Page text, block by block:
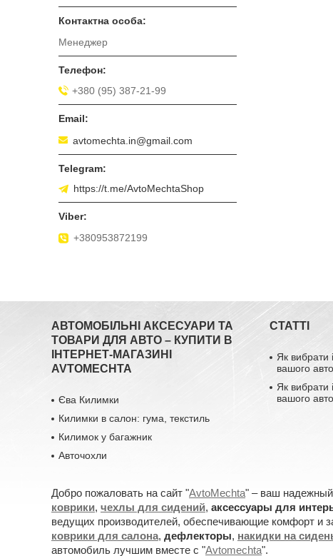
Менеджер
+380 (95) 387-21-99
avtomechta.in@gmail.com
https://t.me/AvtoMechtaShop
+380953872199
АВТОМОБІЛЬНІ АКСЕСУАРИ ТА
ТОВАРИ ДЛЯ АВТО – КУПИТИ В
ІНТЕРНЕТ-МАГАЗИНІ
AVTOMECHTA
Єва Килимки
Килимки в салон: гума, текстиль
Килимок у багажник
Авточохли
СТАТТІ
Як вибрати
вашого
Як вибрати
вашого
Добро пожаловать на сайт "AvtoMechta" – ваш надежный
коврики, чехлы для сидений, аксессуары для
ведущих производителей, обеспечивающие комфорт и
коврики для салона, дефлекторы, накидки на
автомобиль лучшим вместе с "Avtomechta".